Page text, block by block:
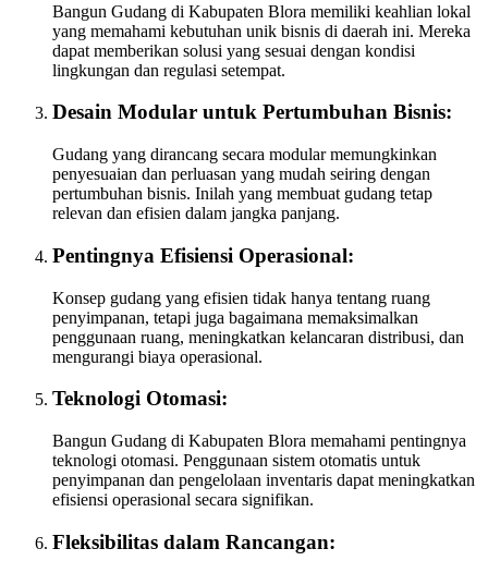
Bangun Gudang di Kabupaten Blora memiliki keahlian lokal
yang memahami kebutuhan unik bisnis di daerah ini. Mereka
dapat memberikan solusi yang sesuai dengan kondisi
lingkungan dan regulasi setempat.
Desain Modular untuk Pertumbuhan Bisnis:
Gudang yang dirancang secara modular memungkinkan
penyesuaian dan perluasan yang mudah seiring dengan
pertumbuhan bisnis. Inilah yang membuat gudang tetap
relevan dan efisien dalam jangka panjang.
Pentingnya Efisiensi Operasional:
Konsep gudang yang efisien tidak hanya tentang ruang
penyimpanan, tetapi juga bagaimana memaksimalkan
penggunaan ruang, meningkatkan kelancaran distribusi, dan
mengurangi biaya operasional.
Teknologi Otomasi:
Bangun Gudang di Kabupaten Blora memahami pentingnya
teknologi otomasi. Penggunaan sistem otomatis untuk
penyimpanan dan pengelolaan inventaris dapat meningkatkan
efisiensi operasional secara signifikan.
Fleksibilitas dalam Rancangan: